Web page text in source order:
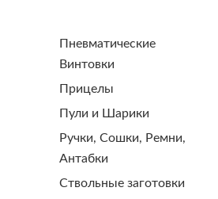
Пневматические
Винтовки
Прицелы
Пули и Шарики
Ручки, Сошки, Ремни,
Антабки
Ствольные заготовки